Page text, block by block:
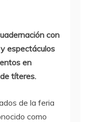
con
espectáculos
en
títeres.
de la feria
como